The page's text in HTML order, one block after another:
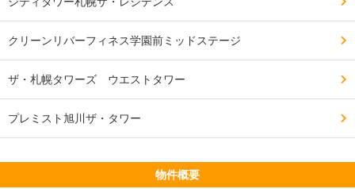
クリーンリバーフィネス学園前ミッドステージ
ザ・札幌タワーズ ウエストタワー
プレミスト旭川ザ・タワー
物件概要